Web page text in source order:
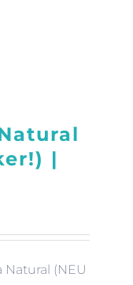
|
Natural (NEU